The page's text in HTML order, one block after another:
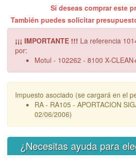
Si deseas comprar este
También puedes solicitar
¡¡¡ IMPORTANTE !!! La referencia
por:
Motul - 102262 - 8100 X-
Impuesto asociado (se cargará en el
RA - RA105 - APORTACION
02/06/2006)
¿Necesitas ayuda para